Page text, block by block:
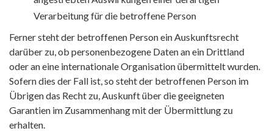
Verarbeitung für die betroffene Person
Ferner steht der betroffenen Person ein Auskunftsrecht
darüber zu, ob personenbezogene Daten an ein Drittland
oder an eine internationale Organisation übermittelt wurden.
Sofern dies der Fall ist, so steht der betroffenen Person im
Übrigen das Recht zu, Auskunft über die geeigneten
Garantien im Zusammenhang mit der Übermittlung zu
erhalten.